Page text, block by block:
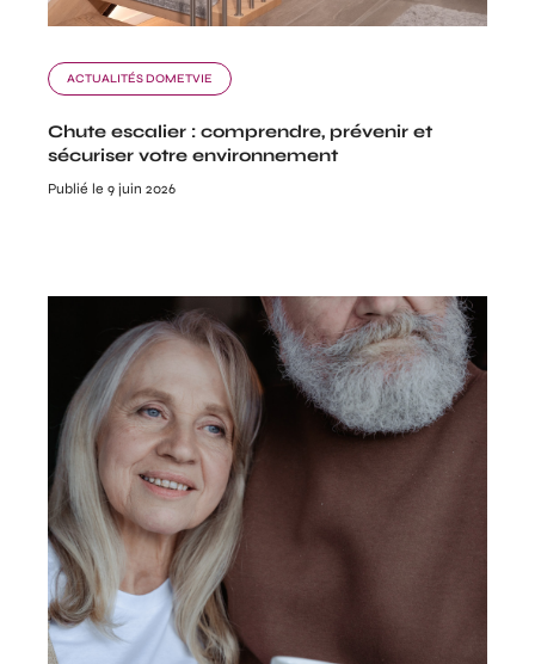
ACTUALITÉS DOMETVIE
Chute escalier : comprendre, prévenir et
sécuriser votre environnement
Publié le 9 juin 2026